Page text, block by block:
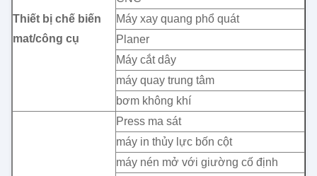
Thiết bị chế biến
mat/công cụ
Máy xay quang phổ quát
Planer
Máy cắt dây
máy quay trung tâm
bơm không khí
Press ma sát
máy in thủy lực bốn cột
máy nén mở với giường cố định